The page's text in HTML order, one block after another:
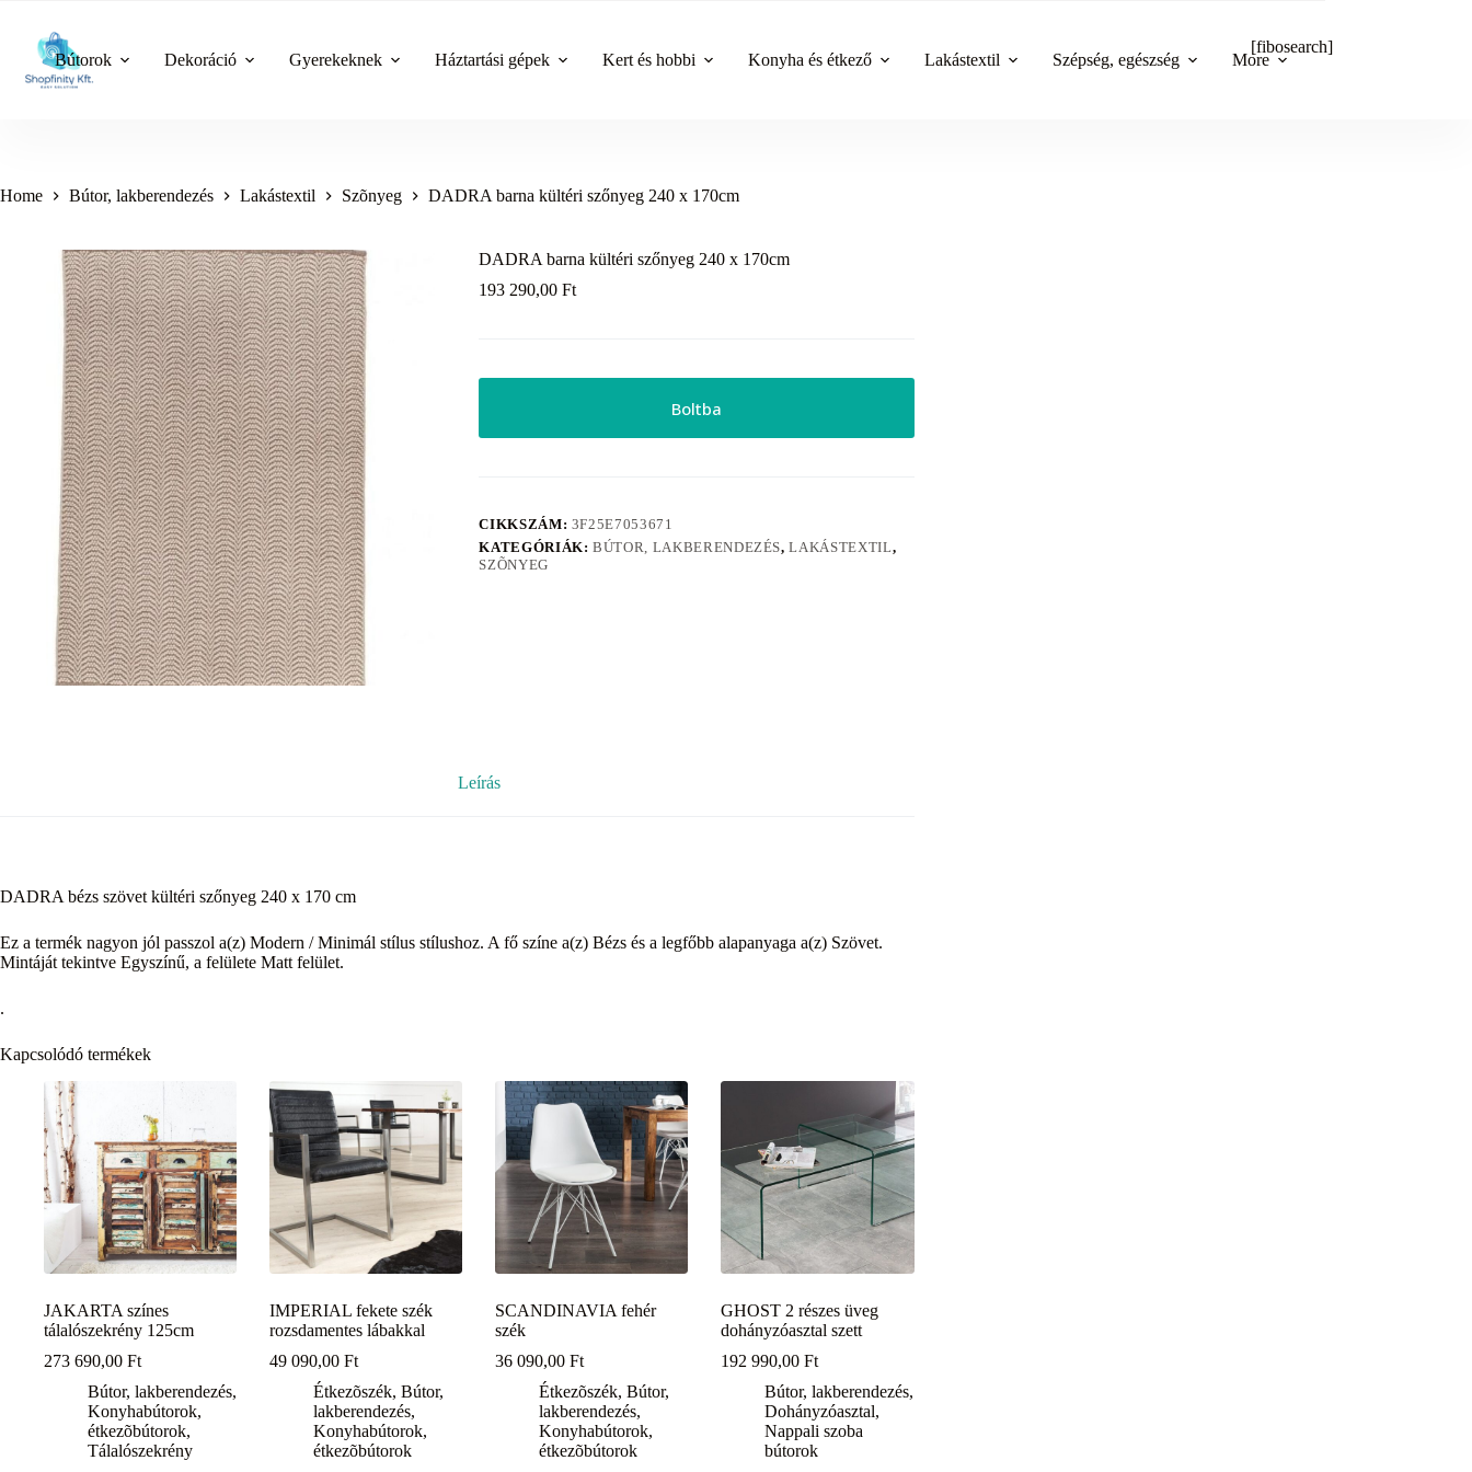
content
Bútorok Dekoráció Gyerekeknek Háztartási gépek Kert és hobbi Konyha és étkező Lakástextil Szépség, egészség More
[fibosearch]
Home Bútor, lakberendezés Lakástextil Szõnyeg DADRA barna kültéri szőnyeg 240 x 170cm
DADRA barna kültéri szőnyeg 240 x 170cm
193 290,00Ft
Boltba
CIKKSZÁM: 3F25E7053671
KATEGÓRIÁK:BÚTOR, LAKBERENDEZÉS,LAKÁSTEXTIL,
SZÕNYEG
Leírás
DADRA bézs szövet kültéri szőnyeg 240 x 170 cm
Ez a termék nagyon jól passzol a(z) Modern / Minimál stílus stílushoz. A fő színe a(z) Bézs és a legfőbb alapanyaga a(z) Szövet.
Mintáját tekintve Egyszínű, a felülete Matt felület.
.
Kapcsolódó termékek
JAKARTA színes
tálalószekrény 125cm
273 690,00 Ft
Bútor, lakberendezés,
Konyhabútorok,
étkezõbútorok,
Tálalószekrény
IMPERIAL fekete szék
rozsdamentes lábakkal
49 090,00Ft
Étkezõszék,Bútor,
lakberendezés,
Konyhabútorok,
étkezõbútorok
SCANDINAVIA fehér
szék
36 090,00Ft
Étkezõszék,Bútor,
lakberendezés,
Konyhabútorok,
étkezõbútorok
GHOST 2 részes üveg
dohányzóasztal szett
192 990,00Ft
Bútor, lakberendezés,
Dohányzóasztal,
Nappali szoba
bútorok